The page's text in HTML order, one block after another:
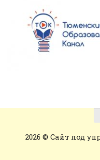
2026 © Сайт под